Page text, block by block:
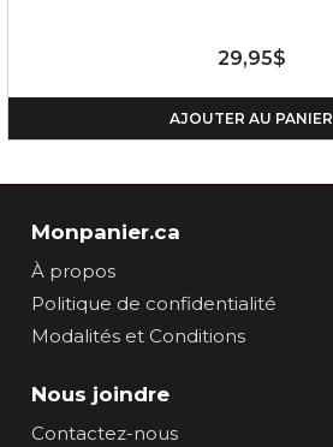
29,95$
AJOUTER AU PANIER
Monpanier.ca
À propos
Politique de confidentialité
Modalités et Conditions
Nous joindre
Contactez-nous